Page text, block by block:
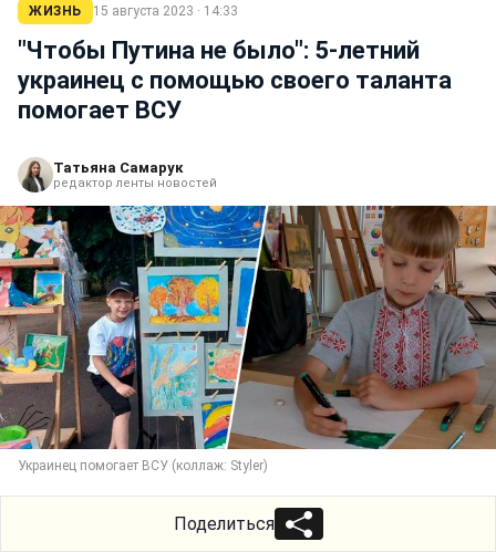
ЖИЗНЬ 15 августа 2023 · 14:33
"Чтобы Путина не было": 5-летний
украинец с помощью своего таланта
помогает ВСУ
Татьяна Самарук
редактор ленты новостей
Украинец помогает ВСУ (коллаж: Styler)
Поделиться